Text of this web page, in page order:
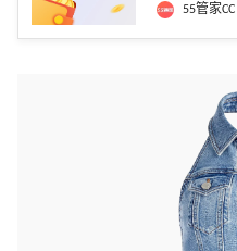
55管家CC